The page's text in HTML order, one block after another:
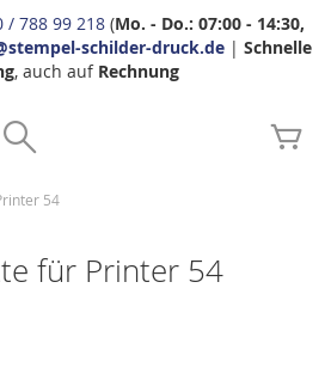
/ 788 99 218 (Mo. - Do.: 07:00 - 14:30,
schilder-druck.de| Schnelle
, auch auf Rechnung
54
für Printer 54